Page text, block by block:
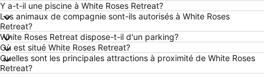
Y a-t-il une piscine à White Roses Retreat?
Les animaux de compagnie sont-ils autorisés à White Roses
Retreat?
White Roses Retreat dispose-t-il d'un parking?
Où est situé White Roses Retreat?
Quelles sont les principales attractions à proximité de White Roses
Retreat?